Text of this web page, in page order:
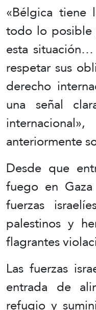
«Bélgica
todo lo posible
esta
respetar sus
derecho
una señal
anteriormente
Desde que
fuego en
fuerzas
palestinos y
flagrantes
Las fuerzas
entrada de
refugio y